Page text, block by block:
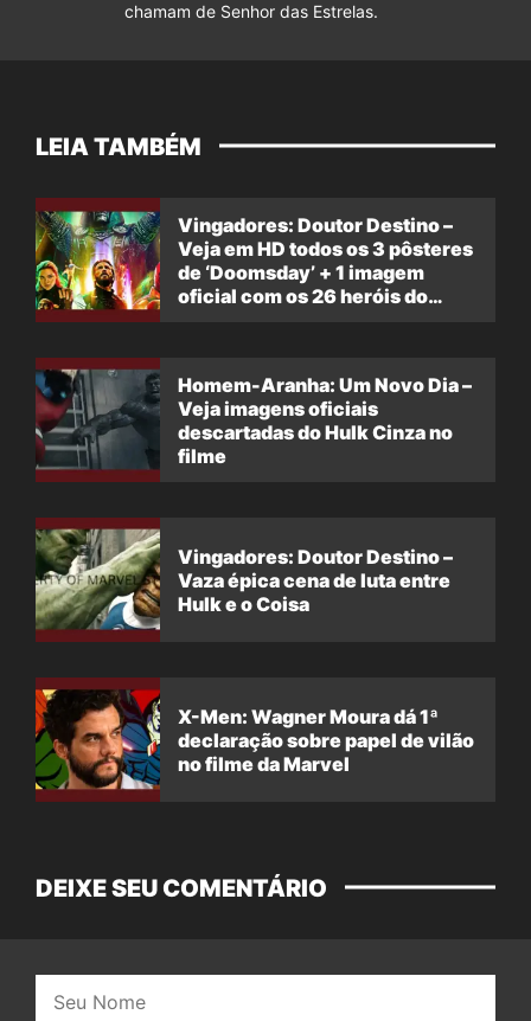
chamam de Senhor das Estrelas.
LEIA TAMBÉM
Vingadores: Doutor Destino –
Veja em HD todos os 3 pôsteres
de ‘Doomsday’ + 1 imagem
oficial com os 26 heróis do
Homem-Aranha: Um Novo Dia –
Veja imagens oficiais
descartadas do Hulk Cinza no
filme
Vingadores: Doutor Destino –
Vaza épica cena de luta entre
Hulk e o Coisa
X-Men: Wagner Moura dá 1ª
declaração sobre papel de vilão
no filme da Marvel
DEIXE SEU COMENTÁRIO